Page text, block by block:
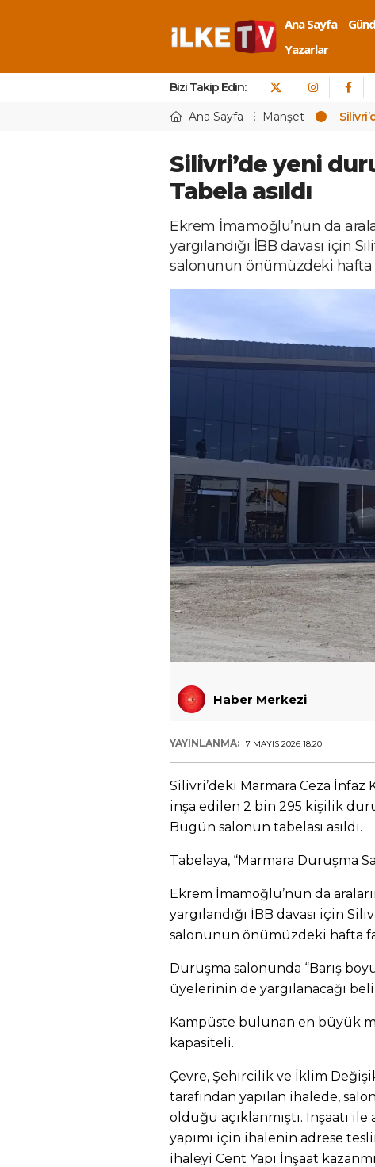
Ana Sayfa
Yazarlar
Bizi Takip Edin:
Ana Sayfa Manşet
Silivri’de yeni
Tabela asıldı
Ekrem İmamoğlu’nun da
yargılandığı İBB davası için
salonunun önümüzdeki
Haber Merkezi
YAYINLANMA: 7 MAYIS 2026 18:20
Silivri’deki Marmara Ceza
inşa edilen 2 bin 295 kişilik
Bugün salonun tabelası asıldı.
Tabelaya, “Marmara Duruşma
Ekrem İmamoğlu’nun da
yargılandığı İBB davası için
salonunun önümüzdeki hafta
Duruşma salonunda “Barış
üyelerinin de yargılanacağı
Kampüste bulunan en büyük
kapasiteli.
Çevre, Şehircilik ve İklim
tarafından yapılan ihalede,
olduğu açıklanmıştı. İnşaatı
yapımı için ihalenin adrese
ihaleyi Cent Yapı İnşaat